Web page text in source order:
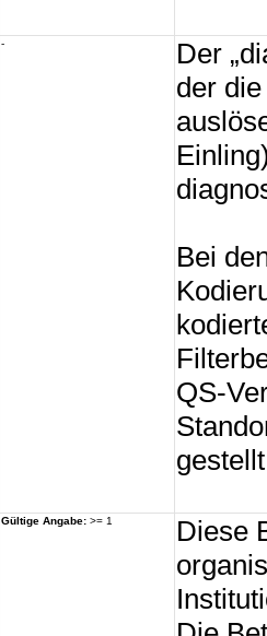
-
Der
der
Bei
QS-
Gültige Angabe: >= 1
Diese